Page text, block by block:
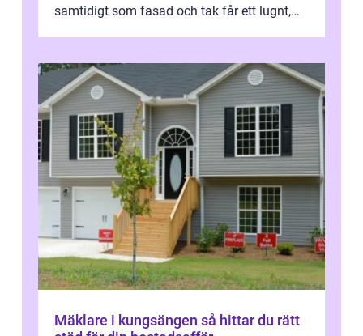
samtidigt som fasad och tak får ett lugnt,
Mäklare i kungsängen så hittar du rätt